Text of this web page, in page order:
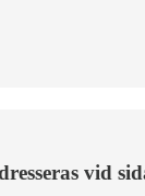
vid